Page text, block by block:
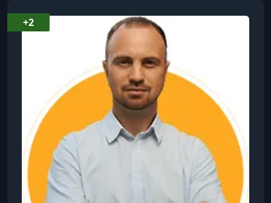
использования нейросетей для создания
контента.​
+2